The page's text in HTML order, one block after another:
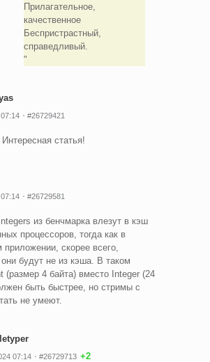
Прилагательное,
качественное
Беспристрастный,
справедливый.
#26729421
статья!
#26729581
из бенчмарка влезут в кэш
процессоров, тогда как в
приложении, скорее всего,
они будут не из кэша. В таком
(размер 4 байта) вместо Integer (24
быть быстрее, но стримы с
не умеют.
07:14 #26729713 +2